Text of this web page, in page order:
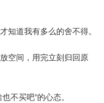
知道我有多么的舍不得。
空间，用完立刻归回原
不买吧”的心态。